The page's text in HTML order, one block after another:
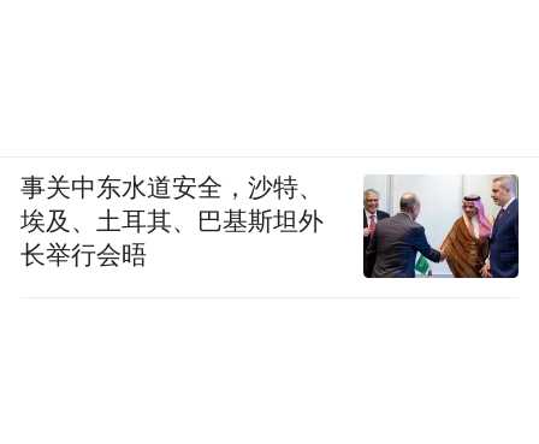
事关中东水道安全，沙特、
埃及、土耳其、巴基斯坦外
长举行会晤